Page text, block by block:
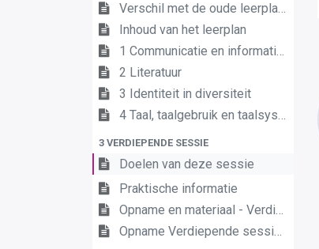
Verschil met de oude leerplannen
Inhoud van het leerplan
1 Communicatie en informatie
2 Literatuur
3 Identiteit in diversiteit
4 Taal, taalgebruik en taalsysteem
3 VERDIEPENDE SESSIE
Doelen van deze sessie
Praktische informatie
Opname en materiaal - Verdiepende sessie 13 juni 2023
Opname Verdiepende sessie [datum toevoegen]